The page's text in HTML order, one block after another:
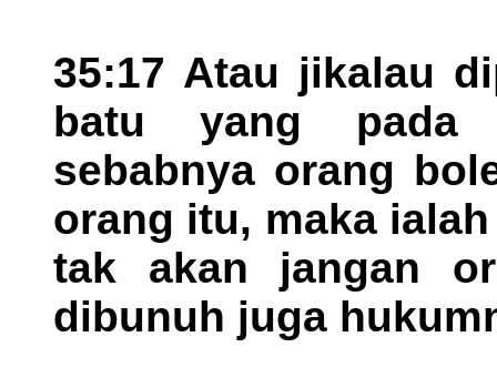
35:17 Atau jikalau
batu yang pada
sebabnya orang
orang itu, maka
tak akan jangan
dibunuh juga